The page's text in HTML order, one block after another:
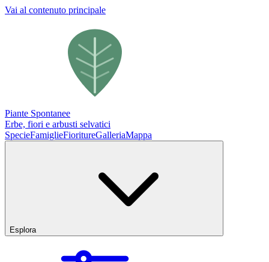
Vai al contenuto principale
Piante Spontanee
Erbe, fiori e arbusti selvatici
SpecieFamiglieFioritureGalleriaMappa
Esplora